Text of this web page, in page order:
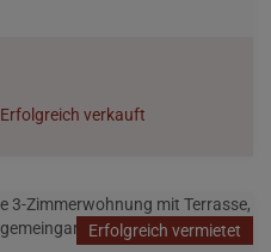
Erfolgreich verkauft
Erfolgreich vermietet